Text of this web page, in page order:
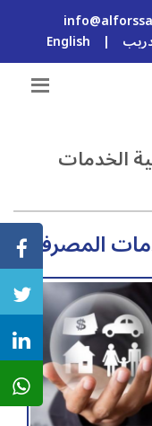
|
English
الخدمات
المصرفية